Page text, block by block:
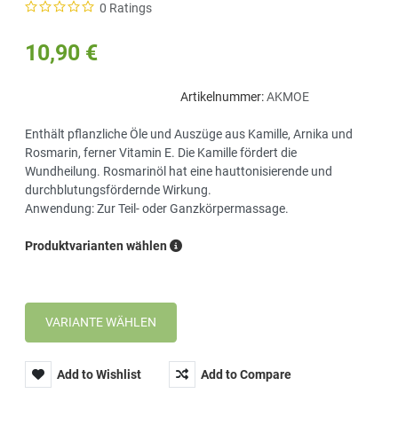
0 Ratings
10,90 €
Artikelnummer:AKMOE
Enthält pflanzliche Öle und Auszüge aus Kamille, Arnika und
Rosmarin, ferner Vitamin E. Die Kamille fördert die
Wundheilung. Rosmarinöl hat eine hauttonisierende und
durchblutungsfördernde Wirkung.
Anwendung: Zur Teil- oder Ganzkörpermassage.
Produktvarianten wählen
Add to Wishlist Add to Compare